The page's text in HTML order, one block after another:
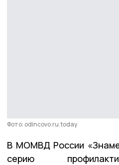
Фото: odincovo.ru.today
В МОМВД России
серию